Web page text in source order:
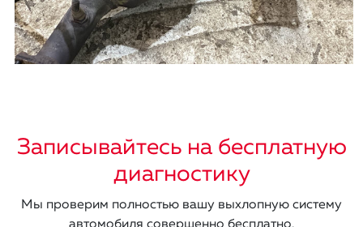
Записывайтесь на бесплатную
диагностику
Мы проверим полностью вашу выхлопную систему